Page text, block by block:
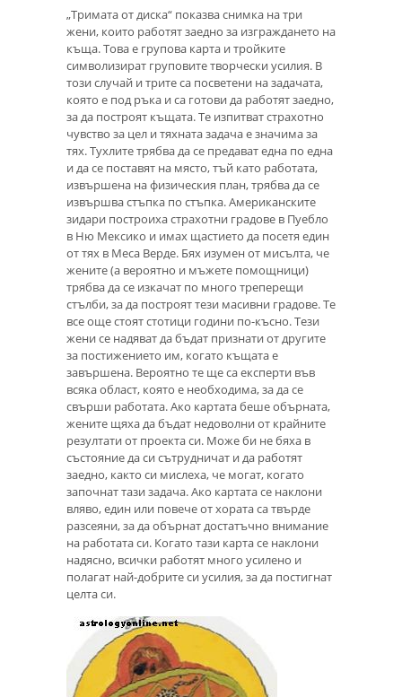
„Тримата от диска“ показва снимка на три
жени, които работят заедно за изграждането на
къща. Това е групова карта и тройките
символизират груповите творчески усилия. В
този случай и трите са посветени на задачата,
която е под ръка и са готови да работят заедно,
за да построят къщата. Те изпитват страхотно
чувство за цел и тяхната задача е значима за
тях. Тухлите трябва да се предават една по една
и да се поставят на място, тъй като работата,
извършена на физическия план, трябва да се
извършва стъпка по стъпка. Американските
зидари построиха страхотни градове в Пуебло
в Ню Мексико и имах щастието да посетя един
от тях в Меса Верде. Бях изумен от мисълта, че
жените (а вероятно и мъжете помощници)
трябва да се изкачат по много треперещи
стълби, за да построят тези масивни градове. Те
все още стоят стотици години по-късно. Тези
жени се надяват да бъдат признати от другите
за постижението им, когато къщата е
завършена. Вероятно те ще са експерти във
всяка област, която е необходима, за да се
свърши работата. Ако картата беше обърната,
жените щяха да бъдат недоволни от крайните
резултати от проекта си. Може би не бяха в
състояние да си сътрудничат и да работят
заедно, както си мислеха, че могат, когато
започнат тази задача. Ако картата се наклони
вляво, един или повече от хората са твърде
разсеяни, за да обърнат достатъчно внимание
на работата си. Когато тази карта се наклони
надясно, всички работят много усилено и
полагат най-добрите си усилия, за да постигнат
целта си.